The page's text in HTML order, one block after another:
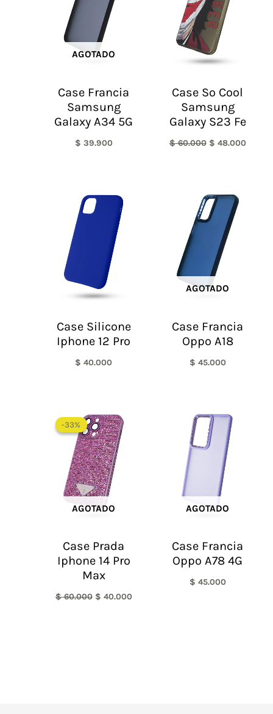
AGOTADO
Case Francia
Samsung
Galaxy A34 5G
$ 39.900
Case So Cool
Samsung
Galaxy S23 Fe
$60.000 $ 48.000
Case Silicone
Iphone 12 Pro
$ 40.000
AGOTADO
Case Francia
Oppo A18
$ 45.000
-33%
AGOTADO
-33%
Case Prada
Iphone 14 Pro
Max
$60.000
precio
original
era:
$ 60.000.
$ 40.000
AGOTADO
Case Francia
Oppo A78 4G
$ 45.000